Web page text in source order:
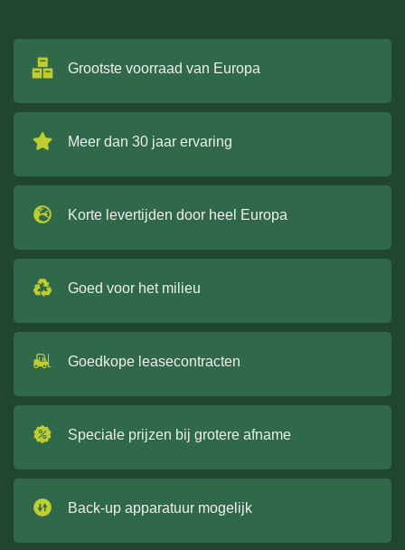
Grootste voorraad van Europa
Meer dan 30 jaar ervaring
Korte levertijden door heel Europa
Goed voor het milieu
Goedkope leasecontracten
Speciale prijzen bij grotere afname
Back-up apparatuur mogelijk